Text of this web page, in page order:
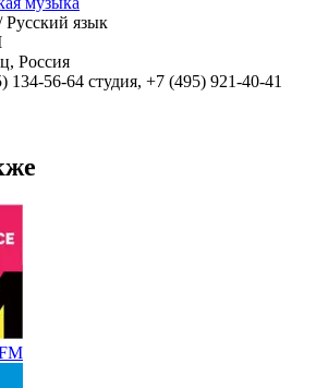
Русский язык
Россия
134-56-64 студия, +7 (495) 921-40-41